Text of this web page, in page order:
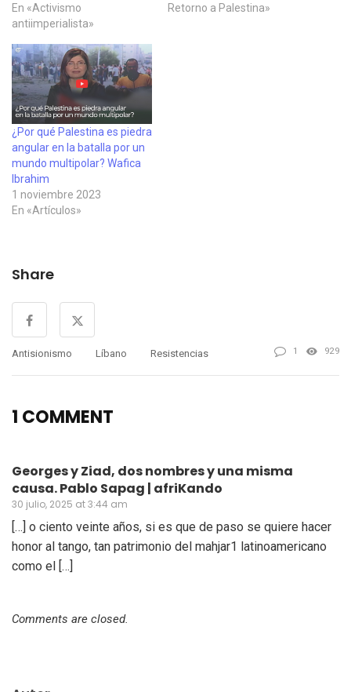
En «Activismo
antiimperialista»
Retorno a Palestina»
¿Por qué Palestina es piedra
angular en la batalla por un
mundo multipolar? Wafica
Ibrahim
1 noviembre 2023
En «Artículos»
Share
Antisionismo Líbano Resistencias 1 929
1 COMMENT
Georges y Ziad, dos nombres y una misma
causa. Pablo Sapag | afriKando
30 julio, 2025 at 3:44 am
[…] o ciento veinte años, si es que de paso se quiere hacer
honor al tango, tan patrimonio del mahjar1 latinoamericano
como el […]
Comments are closed.